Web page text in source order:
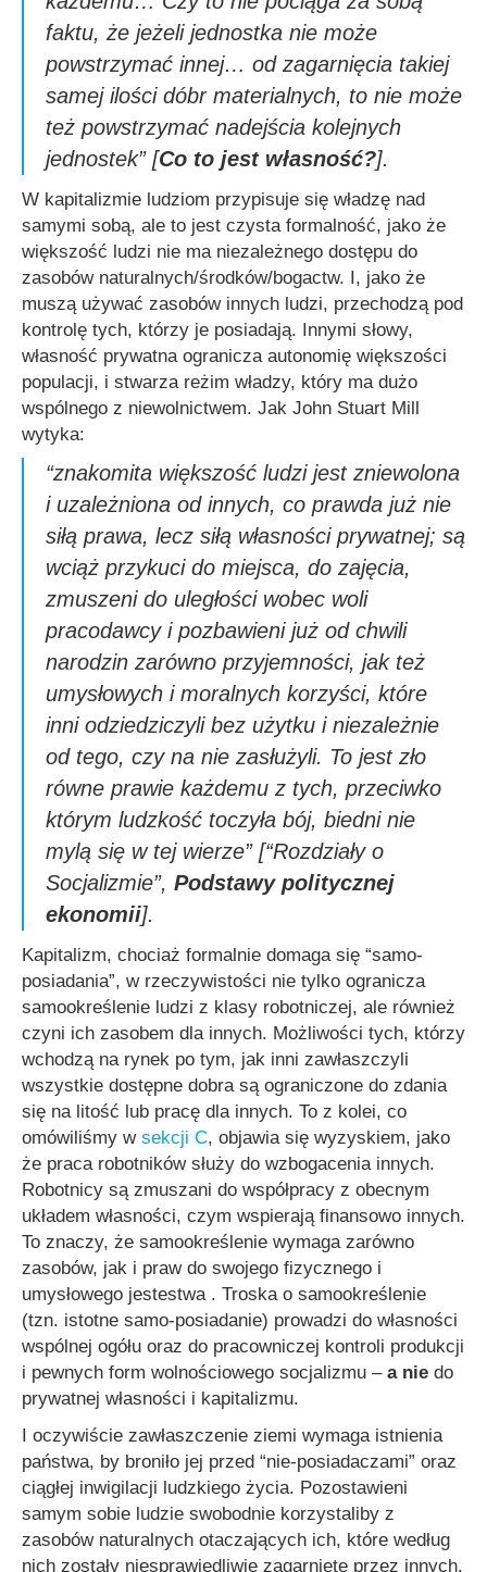
faktu, że jeżeli jednostka nie może
powstrzymać innej… od zagarnięcia takiej
samej ilości dóbr materialnych, to nie może
też powstrzymać nadejścia kolejnych
jednostek”[Co to jest własność?].
W kapitalizmie ludziom przypisuje się władzę nad
samymi sobą, ale to jest czysta formalność, jako że
większość ludzi nie ma niezależnego dostępu do
zasobów naturalnych/środków/bogactw. I, jako że
muszą używać zasobów innych ludzi, przechodzą pod
kontrolę tych, którzy je posiadają. Innymi słowy,
własność prywatna ogranicza autonomię większości
populacji, i stwarza reżim władzy, który ma dużo
wspólnego z niewolnictwem. Jak John Stuart Mill
wytyka:
“znakomita większość ludzi jest zniewolona
i uzależniona od innych, co prawda już nie
siłą prawa, lecz siłą własności prywatnej; są
wciąż przykuci do miejsca, do zajęcia,
zmuszeni do uległości wobec woli
pracodawcy i pozbawieni już od chwili
narodzin zarówno przyjemności, jak też
umysłowych i moralnych korzyści, które
inni odziedziczyli bez użytku i niezależnie
od tego, czy na nie zasłużyli. To jest zło
równe prawie każdemu z tych, przeciwko
którym ludzkość toczyła bój, biedni nie
mylą się w tej wierze”[“Rozdziały o
Socjalizmie”, Podstawy politycznej
ekonomii].
Kapitalizm, chociaż formalnie domaga się “samo-
posiadania”, w rzeczywistości nie tylko ogranicza
samookreślenie ludzi z klasy robotniczej, ale również
czyni ich zasobem dla innych. Możliwości tych, którzy
wchodzą na rynek po tym, jak inni zawłaszczyli
wszystkie dostępne dobra są ograniczone do zdania
się na litość lub pracę dla innych. To z kolei, co
omówiliśmy w sekcji C, objawia się wyzyskiem, jako
że praca robotników służy do wzbogacenia innych.
Robotnicy są zmuszani do współpracy z obecnym
układem własności, czym wspierają finansowo innych.
To znaczy, że samookreślenie wymaga zarówno
zasobów, jak i praw do swojego fizycznego i
umysłowego jestestwa . Troska o samookreślenie
(tzn. istotne samo-posiadanie) prowadzi do własności
wspólnej ogółu oraz do pracowniczej kontroli produkcji
i pewnych form wolnościowego socjalizmu – a nie do
prywatnej własności i kapitalizmu.
I oczywiście zawłaszczenie ziemi wymaga istnienia
państwa, by broniło jej przed “nie-posiadaczami” oraz
ciągłej inwigilacji ludzkiego życia. Pozostawieni
samym sobie ludzie swobodnie korzystaliby z
zasobów naturalnych otaczających ich, które według
nich zostały niesprawiedliwie zagarnięte przez innych,